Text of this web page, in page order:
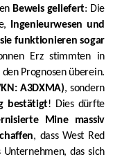
Beweis geliefert: Die
Ingenieurwesen und
funktionieren sogar
Erz stimmten in
Prognosen überein.
A3DXMA), sondern
bestätigt! Dies dürfte
Mine massiv
, dass West Red
das sich